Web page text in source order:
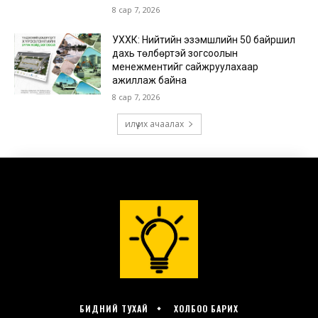
БИДНИЙ ТУХАЙ ХОЛБОО БАРИХ